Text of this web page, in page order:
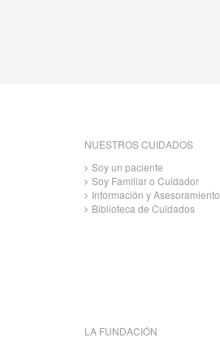
NUESTROS CUIDADOS
Soy un paciente
Soy Familiar o Cuidador
Información y Asesoramiento
Biblioteca de Cuidados
LA FUNDACIÓN